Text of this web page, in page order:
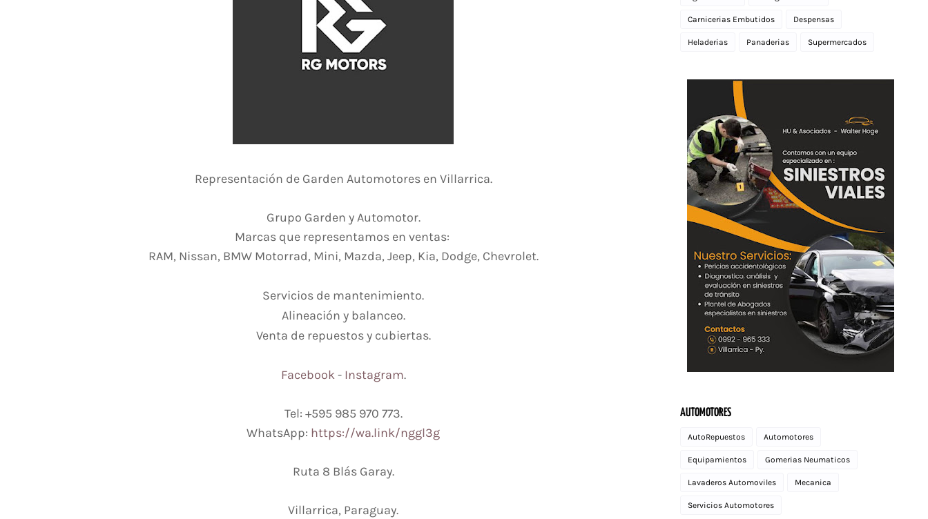
Representación de Garden Automotores en Villarrica.
Grupo Garden y Automotor.
Marcas que representamos en ventas:
RAM, Nissan, BMW Motorrad, Mini, Mazda, Jeep, Kia, Dodge, Chevrolet.
Servicios de mantenimiento.
Alineación y balanceo.
Venta de repuestos y cubiertas.
Facebook- Instagram.
Tel: +595 985 970 773.
WhatsApp: https://wa.link/nggl3g
Ruta 8 Blás Garay.
Villarrica, Paraguay.
Carnicerias Embutidos Despensas
Heladerias Panaderias Supermercados
AUTOMOTORES
AutoRepuestos Automotores
Equipamientos Gomerias Neumaticos
Lavaderos Automoviles Mecanica
Servicios Automotores